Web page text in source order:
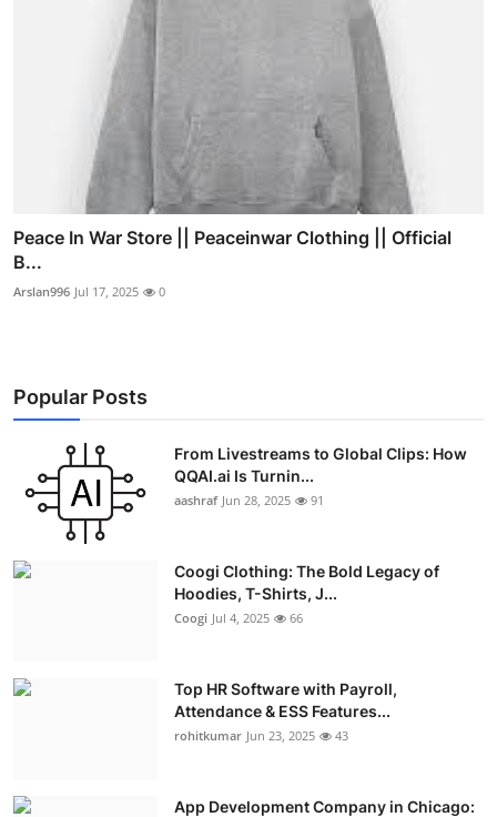
Peace In War Store || Peaceinwar Clothing || Official
B...
Arslan996 Jul 17, 2025 0
Popular Posts
From Livestreams to Global Clips: How
QQAI.ai Is Turnin...
aashraf Jun 28, 2025 91
Coogi Clothing: The Bold Legacy of
Hoodies, T-Shirts, J...
Coogi Jul 4, 2025 66
Top HR Software with Payroll,
Attendance & ESS Features...
rohitkumar Jun 23, 2025 43
App Development Company in Chicago: